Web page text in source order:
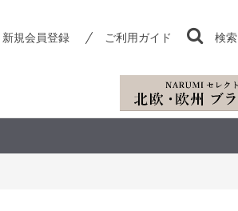
新規会員登録 ご利用ガイド 検索